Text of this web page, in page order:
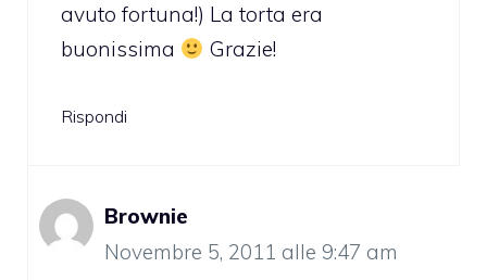
avuto fortuna!) La torta era
buonissima
Grazie!
Rispondi
Brownie
Novembre 5, 2011 alle 9:47 am